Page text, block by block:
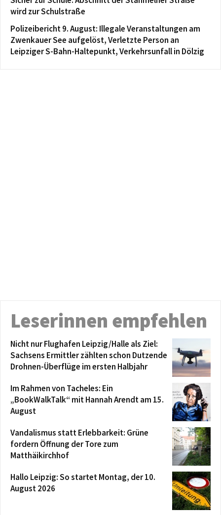
wird zur Schulstraße
Polizeibericht 9. August: Illegale Veranstaltungen am
Zwenkauer See aufgelöst, Verletzte Person an
Leipziger S-Bahn-Haltepunkt, Verkehrsunfall in Dölzig
Leserinnen empfehlen
Nicht nur Flughafen Leipzig/Halle als Ziel:
Sachsens Ermittler zählten schon Dutzende
Drohnen-Überflüge im ersten Halbjahr
Im Rahmen von Tacheles: Ein
„BookWalkTalk“ mit Hannah Arendt am 15.
August
Vandalismus statt Erlebbarkeit: Grüne
fordern Öffnung der Tore zum
Matthäikirchhof
Hallo Leipzig: So startet Montag, der 10.
August 2026